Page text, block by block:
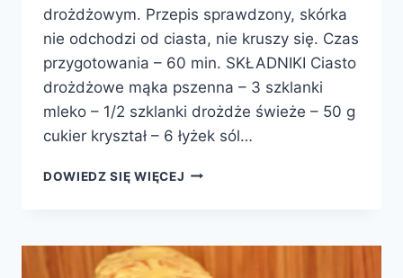
drożdżowym. Przepis sprawdzony, skórka
nie odchodzi od ciasta, nie kruszy się. Czas
przygotowania – 60 min. SKŁADNIKI Ciasto
drożdżowe mąka pszenna – 3 szklanki
mleko – 1/2 szklanki drożdże świeże – 50 g
cukier kryształ – 6 łyżek sól…
DOWIEDZ SIĘ WIĘCEJ MAKOWIEC